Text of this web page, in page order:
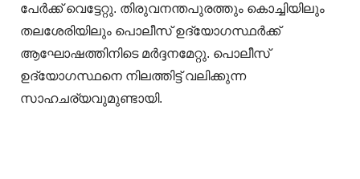
പേർക്ക് വെട്ടേറ്റു. തിരുവനന്തപുരത്തും കൊച്ചിയിലും
തലശേരിയിലും പൊലീസ് ഉദ്യോഗസ്ഥര്‍ക്ക്
ആഘോഷത്തിനിടെ മര്‍ദ്ദനമേറ്റു. പൊലീസ്
ഉദ്യോഗസ്ഥനെ നിലത്തിട്ട് വലിക്കുന്ന
സാഹചര്യവുമുണ്ടായി.